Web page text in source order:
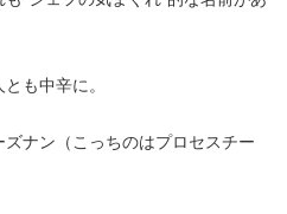
も中辛に。
ナン（こっちのはプロセスチー